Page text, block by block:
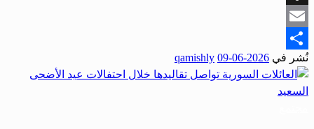
Snapchat
Email
Share
نُشر في 2026-06-09
qamishly